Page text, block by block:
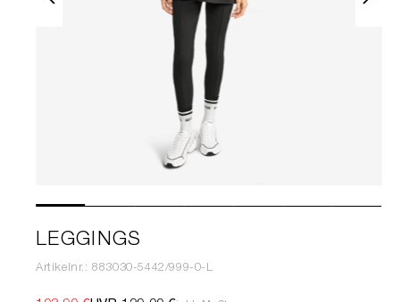
LEGGINGS
Artikelnr.: 883030-5442/999-0-L